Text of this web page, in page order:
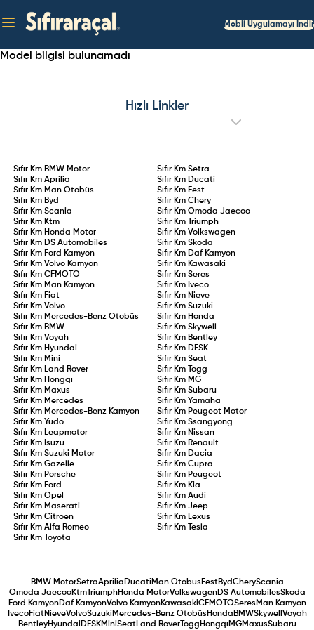
Mobil Uygulamayı İndir
Model bilgisi bulunamadı
Hızlı Linkler
Sıfır Km BMW Motor Sıfır Km Setra
Sıfır KmAprilia Sıfır Km Ducati
Sıfır Km Man Otobüs Sıfır Km Fest
Sıfır Km Byd Sıfır Km Chery
Sıfır KmScania Sıfır Km Omoda Jaecoo
Sıfır Km Ktm Sıfır Km
Triumph
Sıfır Km Honda Motor Sıfır Km Volkswagen
Sıfır Km DS Automobiles Sıfır Km Skoda
Sıfır Km Ford Kamyon Sıfır Km Daf Kamyon
Sıfır KmVolvo Kamyon Sıfır Km Kawasaki
Sıfır KmCFMOTO Sıfır Km Seres
Sıfır Km Man Kamyon Sıfır Km Iveco
Sıfır Km Fiat Sıfır Km Nieve
Sıfır KmVolvo Sıfır Km Suzuki
Sıfır Km Mercedes-Benz Otobüs Sıfır Km Honda
Sıfır Km BMW Sıfır Km Skywell
Sıfır KmVoyah Sıfır Km Bentley
Sıfır Km Hyundai Sıfır Km DFSK
Sıfır Km Mini Sıfır Km Seat
Sıfır Km Land Rover Sıfır Km
Togg
Sıfır Km Hongqı Sıfır Km MG
Sıfır Km Maxus Sıfır Km Subaru
Sıfır Km Mercedes Sıfır Km Yamaha
Sıfır Km Mercedes-Benz Kamyon Sıfır Km Peugeot Motor
Sıfır KmYudo Sıfır Km Ssangyong
Sıfır Km Leapmotor Sıfır Km Nissan
Sıfır Km Isuzu Sıfır Km Renault
Sıfır KmSuzuki Motor Sıfır Km Dacia
Sıfır KmGazelle Sıfır Km Cupra
Sıfır Km Porsche Sıfır Km Peugeot
Sıfır Km Ford Sıfır Km Kia
Sıfır KmOpel Sıfır Km Audi
Sıfır Km Maserati Sıfır Km Jeep
Sıfır KmCitroen Sıfır Km Lexus
Sıfır KmAlfa Romeo Sıfır Km
Tesla
Sıfır Km
Toyota
BMW MotorSetraAprilia Ducati Man Otobüs FestBydCheryScania
Omoda JaecooKtmTriumphHonda MotorVolkswagenDS AutomobilesSkoda
Ford KamyonDaf KamyonVolvo KamyonKawasakiCFMOTOSeres Man Kamyon
IvecoFiatNieveVolvoSuzuki Mercedes-Benz Otobüs Honda BMWSkywell Voyah
BentleyHyundai DFSKMiniSeatLand RoverTogg Hongqı MGMaxusSubaru